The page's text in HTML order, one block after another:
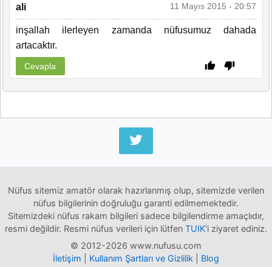
ali 11 Mayıs 2015 - 20:57
inşallah ilerleyen zamanda nüfusumuz dahada
artacaktır.
Cevapla
Nüfus sitemiz amatör olarak hazırlanmış olup, sitemizde verilen
nüfus bilgilerinin doğruluğu garanti edilmemektedir.
Sitemizdeki nüfus rakam bilgileri sadece bilgilendirme amaçlıdır,
resmi değildir. Resmi nüfus verileri için lütfen TUIK'i ziyaret ediniz.
© 2012-2026 www.nufusu.com
İletişim
Kullanım Şartları ve Gizlilik Blog